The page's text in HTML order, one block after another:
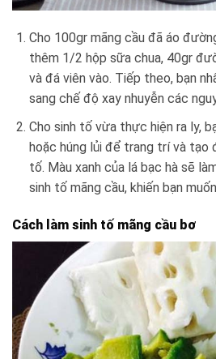
Cho 100gr mãng cầu đã áo
thêm 1/2 hộp sữa chua, 40gr
và đá viên vào. Tiếp theo, bạn
sang chế độ xay nhuyễn các
Cho sinh tố vừa thực hiện ra ly,
hoặc húng lủi để trang trí và tạo
tố. Màu xanh của lá bạc hà sẽ
sinh tố mãng cầu, khiến bạn
Cách làm sinh tố mãng cầu bơ